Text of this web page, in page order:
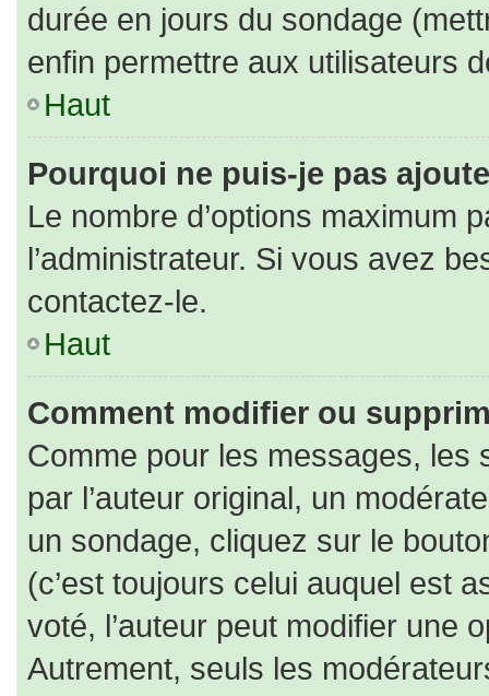
durée en jours du sondage
enfin permettre aux utilisateurs
Haut
Pourquoi ne puis-je pas
Le nombre d’options maximum
l’administrateur. Si vous avez
contactez-le.
Haut
Comment modifier ou
Comme pour les messages, les
par l’auteur original, un
un sondage, cliquez sur le
(c’est toujours celui auquel est
voté, l’auteur peut modifier une
Autrement, seuls les